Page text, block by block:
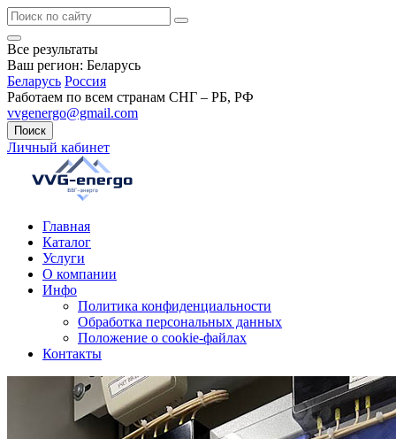
Все результаты
Ваш регион: Беларусь
Беларусь Россия
Работаем по всем странам СНГ – РБ, РФ
vvgenergo@gmail.com
Поиск
Личный кабинет
Главная
Каталог
Услуги
О компании
Инфо
Политика конфиденциальности
Обработка персональных данных
Положение о cookie-файлах
Контакты